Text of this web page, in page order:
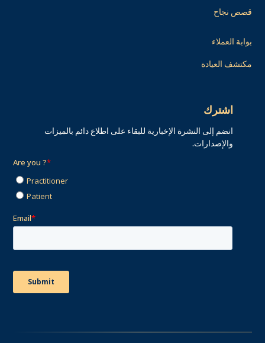
قصص نجاح
بوابة العملاء
مكتشف العيادة
اشترك
انضم إلى النشرة الإخبارية للبقاء على اطلاع دائم بالميزات
والإصدارات.